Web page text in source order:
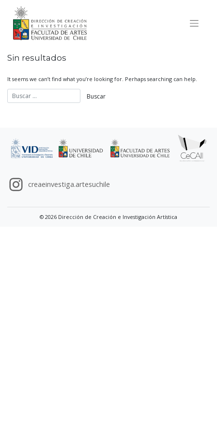
content
Sin resultados
It seems we can’t find what you’re looking for. Perhaps searching can help.
creaeinvestiga.artesuchile
© 2026 Dirección de Creación e Investigación Artística